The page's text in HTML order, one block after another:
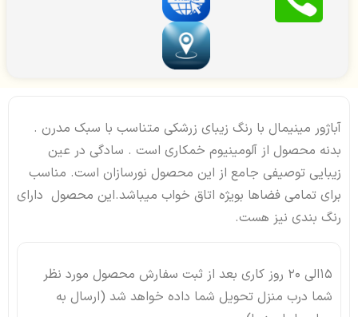
آباژور مینیمال با رنگ زیبای زرشکی متناسب با سبک مدرن .
بدنه محصول از آلومینیوم خمکاری است . سادگی در عین
زیبایی توصیفی جامع از این محصول نورسازان است. مناسب
برای تمامی فضاها بویژه اتاق خواب میباشد.این محصول دارای
رنگ بندی نیز هست.
15الی 20 روز کاری بعد از ثبت سفارش محصول مورد نظر
شما درب منزل تحویل شما داده خواهد شد (ارسال به